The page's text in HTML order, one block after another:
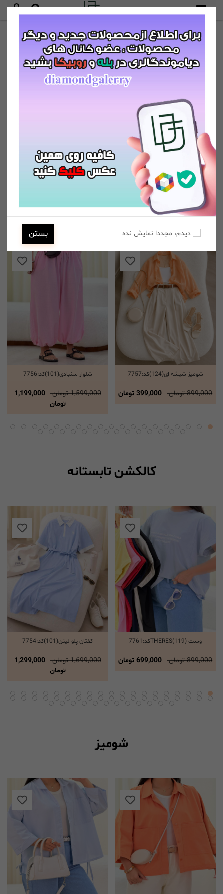
عضویت
آف ویژه
انتخاب گزینه ها
شومیز شیشه ای(124)کد:7757
899,000 تومان 399,000 تومان
انتخاب گزینه ها
شلوار سنبادی(101)کد:7756
1,599,000 تومان
1,199,000
تومان
کالکشن تابستانه
انتخاب گزینه هاوست THERES(119)کد:7761
899,000 تومان 699,000 تومان
انتخاب گزینه ها
کفتان پلو لینن(101)کد:7754
1,699,000 تومان
1,299,000
تومان
شومیز
دیدم، مجددا نمایش نده بستن